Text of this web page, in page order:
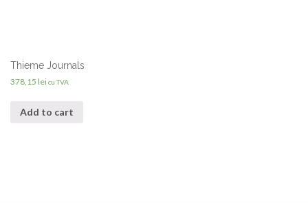
Thieme Journals
378,15 leicu TVA
Add to cart